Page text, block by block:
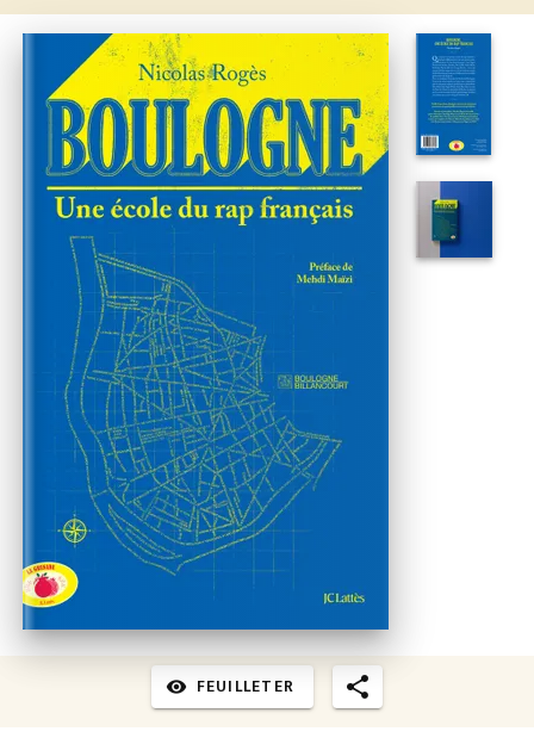
visibility FEUILLETER